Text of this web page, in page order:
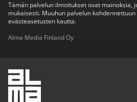
Tämän palvelun ilmoitukset ovat mainoksia,
mukaisesti. Muuhun palvelun
evästeasetusten kautta.
Alma Media Finland Oy